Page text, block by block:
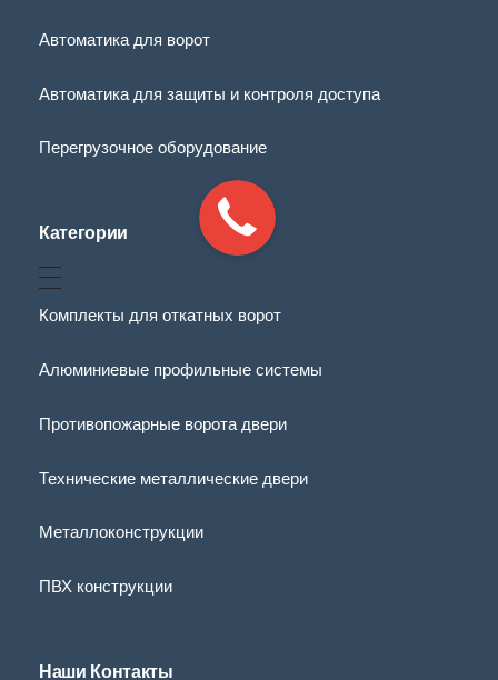
Автоматика для ворот
Автоматика для защиты и контроля доступа
Перегрузочное оборудование
Категории
Комплекты для откатных ворот
Алюминиевые профильные системы
Противопожарные ворота двери
Технические металлические двери
Металлоконструкции
ПВХ конструкции
Наши Контакты